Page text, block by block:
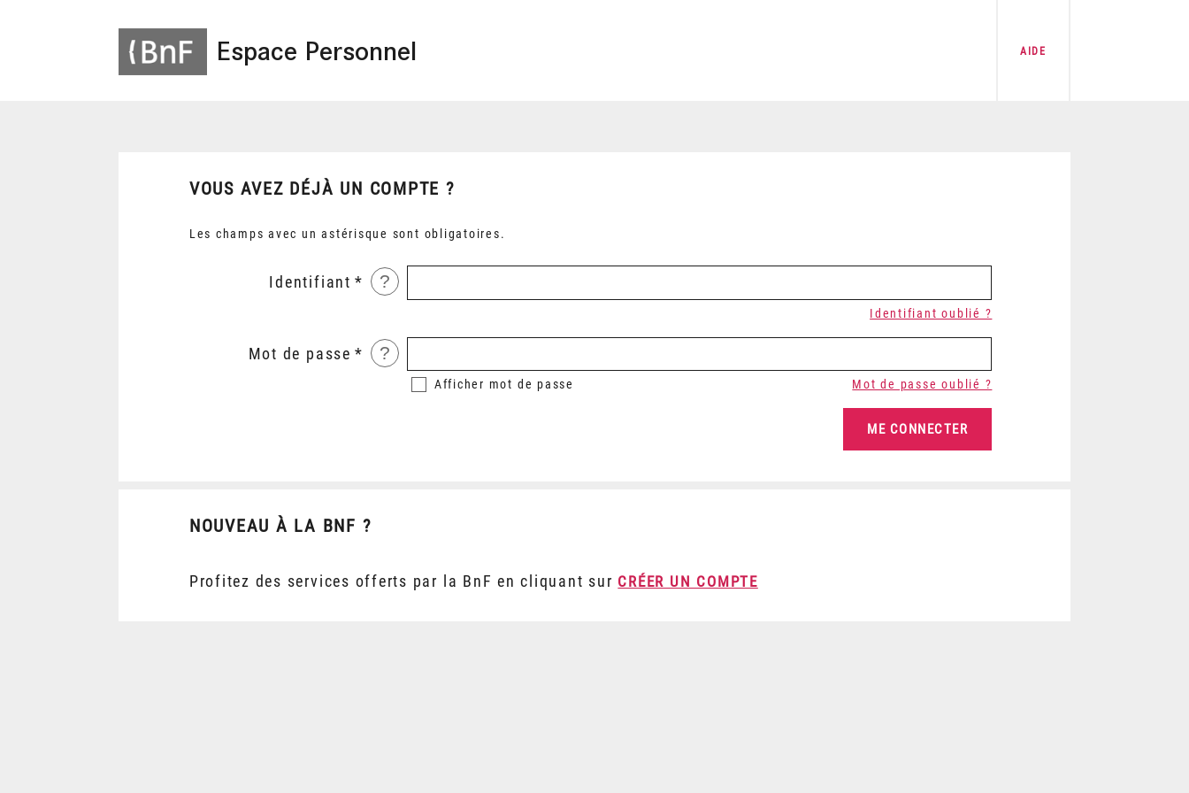
Espace Personnel AIDE
VOUS AVEZ DÉJÀ UN COMPTE ?
Les champs avec un astérisque sont obligatoires.
Identifiant ?
Identifiant oublié ?
Mot de passe ?
Afficher mot de passe Mot de passe oublié ?
NOUVEAU À LA BNF ?
Profitez des services offerts par la BnF en cliquant sur CRÉER UN COMPTE